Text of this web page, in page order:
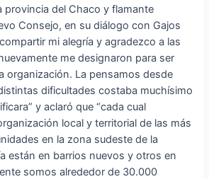
provincia del Chaco y flamante
Consejo, en su diálogo con Gajos
mi alegría y agradezco a las
me designaron para ser
organización. La pensamos desde
dificultades costaba muchísimo
y aclaró que “cada cual
local y territorial de las más
en la zona sudeste de la
están en barrios nuevos y otros en
somos alrededor de 30.000